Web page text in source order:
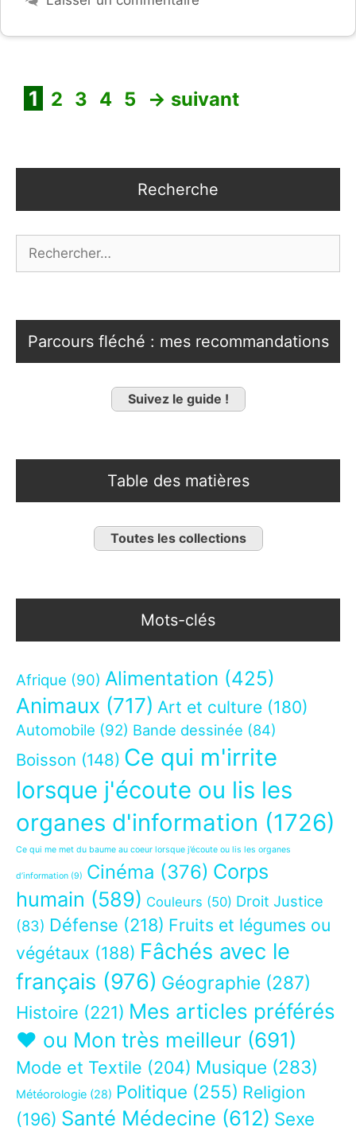
Page
1 Page
2 Page
3 Page
4 Page
5 → suivant
Recherche
Parcours fléché : mes recommandations
Suivez le guide !
Table des matières
Toutes les collections
Mots-clés
Afrique (90) Alimentation (425)
Animaux (717) Art et culture (180)
Automobile (92) Bande dessinée (84)
Boisson (148) Ce qui m'irrite
lorsque j'écoute ou lis les
organes d'information (1726)
Ce qui me met du baume au coeur lorsque j’écoute ou lis les organes
d’information (9) Cinéma (376) Corps
humain (589) Couleurs (50) Droit Justice
(83) Défense (218) Fruits et légumes ou
végétaux (188) Fâchés avec le
français (976) Géographie (287)
Histoire (221) Mes articles préférés
❤ ou Mon très meilleur (691)
Mode et Textile (204) Musique (283)
Météorologie (28) Politique (255) Religion
(196) Santé Médecine (612) Sexe